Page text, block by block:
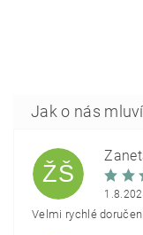
ŽŠ
Velmi rychlé